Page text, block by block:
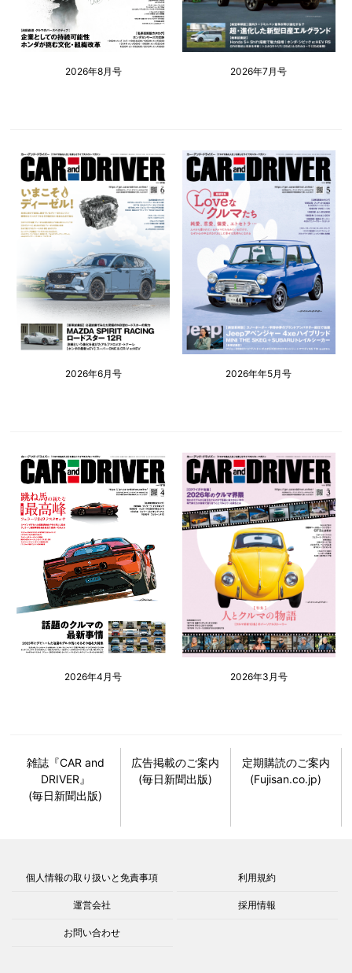
2026年8月号 2026年7月号
2026年6月号 2026年年5月号
2026年4月号 2026年3月号
雑誌『CAR and
DRIVER』
(毎日新聞出版)
広告掲載のご案内
(毎日新聞出版)
定期購読のご案内
(Fujisan.co.jp)
個人情報の取り扱いと免責事項 利用規約
運営会社 採用情報
お問い合わせ